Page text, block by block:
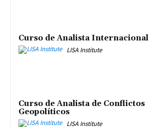
Curso de Analista Internacional
LISA Institute
Curso de Analista de Conflictos
Geopolíticos
LISA Institute